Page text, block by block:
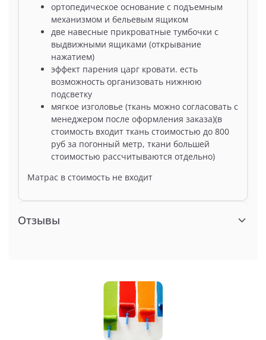
ортопедическое основание с подъемным
механизмом и бельевым ящиком
две навесные прикроватные тумбочки с
выдвижными ящиками (открывание
нажатием)
эффект парения царг кровати. есть
возможность организовать нижнюю
подсветку
мягкое изголовье (ткань можно согласовать с
менеджером после оформления заказа)(в
стоимость входит ткань стоимостью до 800
руб за погонный метр, ткани большей
стоимостью рассчитываются отдельно)
Матрас в стоимость не входит
Отзывы